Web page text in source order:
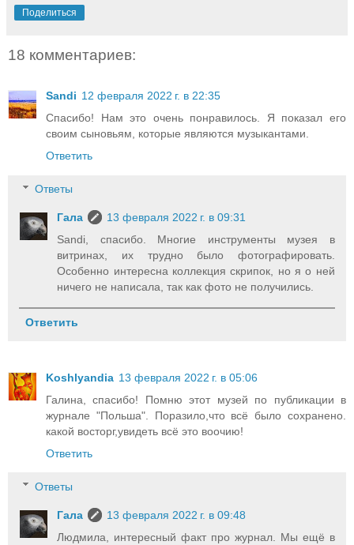
Поделиться
18 комментариев:
Sandi 12 февраля 2022 г. в 22:35
Спасибо! Нам это очень понравилось. Я показал его
своим сыновьям, которые являются музыкантами.
Ответить
Ответы
Гала
13 февраля 2022 г. в 09:31
Sandi, спасибо. Многие инструменты музея в
витринах, их трудно было фотографировать.
Особенно интересна коллекция скрипок, но я о ней
ничего не написала, так как фото не получились.
Ответить
Koshlyandia 13 февраля 2022 г. в 05:06
Галина, спасибо! Помню этот музей по публикации в
журнале "Польша". Поразило,что всё было сохранено.
какой восторг,увидеть всё это воочию!
Ответить
Ответы
Гала
13 февраля 2022 г. в 09:48
Людмила, интересный факт про журнал. Мы ещё в